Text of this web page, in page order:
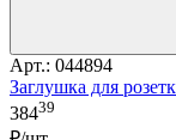
Арт.: 044894
Заглушка для
38439